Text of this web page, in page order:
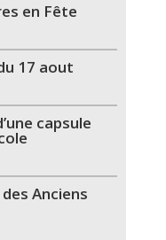
en Fête
17 aout
capsule
Anciens